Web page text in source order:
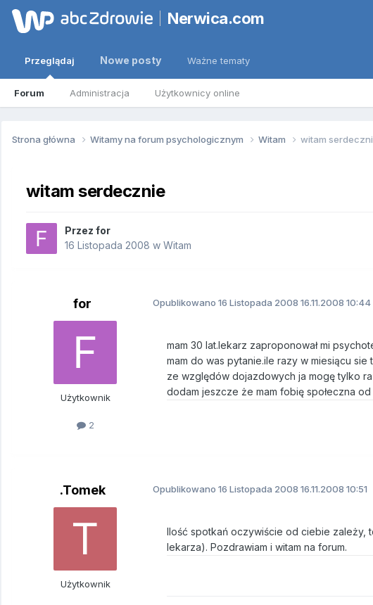
Nerwica.com
Przeglądaj
Forum Administracja Użytkownicy online
Nowe posty Ważne tematy
Strona główna Witamy na forum psychologicznym Witam witam
witam serdecznie
Przez for
16 Listopada 2008 w Witam
for
Użytkownik
2
Opublikowano 16 Listopada 2008 16.11.2008 10:44
mam 30 lat.lekarz zaproponował mi
mam do was pytanie.ile razy w miesiącu
ze względów dojazdowych ja mogę tylko
dodam jeszcze że mam fobię społeczna
.Tomek
Użytkownik
Opublikowano 16 Listopada 2008 16.11.2008 10:51
Ilość spotkań oczywiście od ciebie zależy,
lekarza). Pozdrawiam i witam na forum.